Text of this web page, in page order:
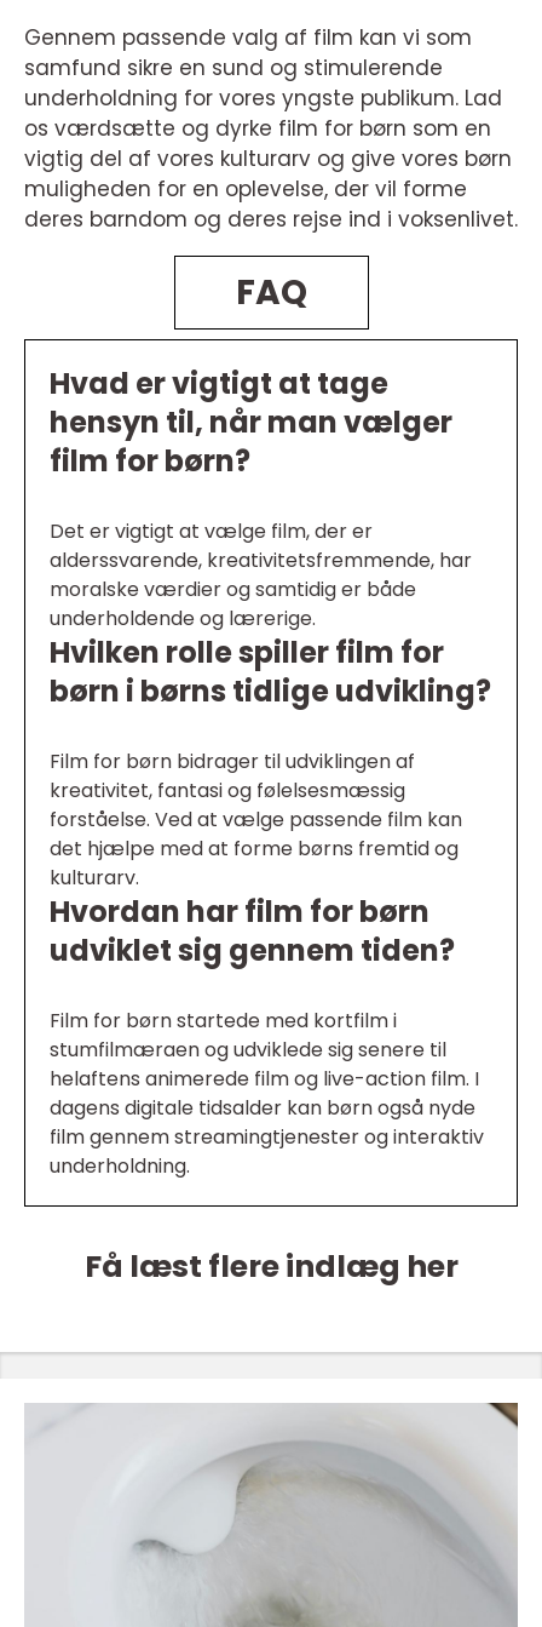
Gennem passende valg af film kan vi som
samfund sikre en sund og stimulerende
underholdning for vores yngste publikum. Lad
os værdsætte og dyrke film for børn som en
vigtig del af vores kulturarv og give vores børn
muligheden for en oplevelse, der vil forme
deres barndom og deres rejse ind i voksenlivet.
FAQ
Hvad er vigtigt at tage
hensyn til, når man vælger
film for børn?
Det er vigtigt at vælge film, der er
alderssvarende, kreativitetsfremmende, har
moralske værdier og samtidig er både
underholdende og lærerige.
Hvilken rolle spiller film for
børn i børns tidlige udvikling?
Film for børn bidrager til udviklingen af
kreativitet, fantasi og følelsesmæssig
forståelse. Ved at vælge passende film kan
det hjælpe med at forme børns fremtid og
kulturarv.
Hvordan har film for børn
udviklet sig gennem tiden?
Film for børn startede med kortfilm i
stumfilmæraen og udviklede sig senere til
helaftens animerede film og live-action film. I
dagens digitale tidsalder kan børn også nyde
film gennem streamingtjenester og interaktiv
underholdning.
Få læst flere indlæg her